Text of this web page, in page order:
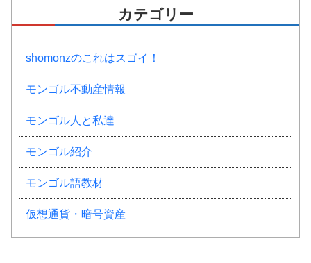
カテゴリー
shomonzのこれはスゴイ！
モンゴル不動産情報
モンゴル人と私達
モンゴル紹介
モンゴル語教材
仮想通貨・暗号資産